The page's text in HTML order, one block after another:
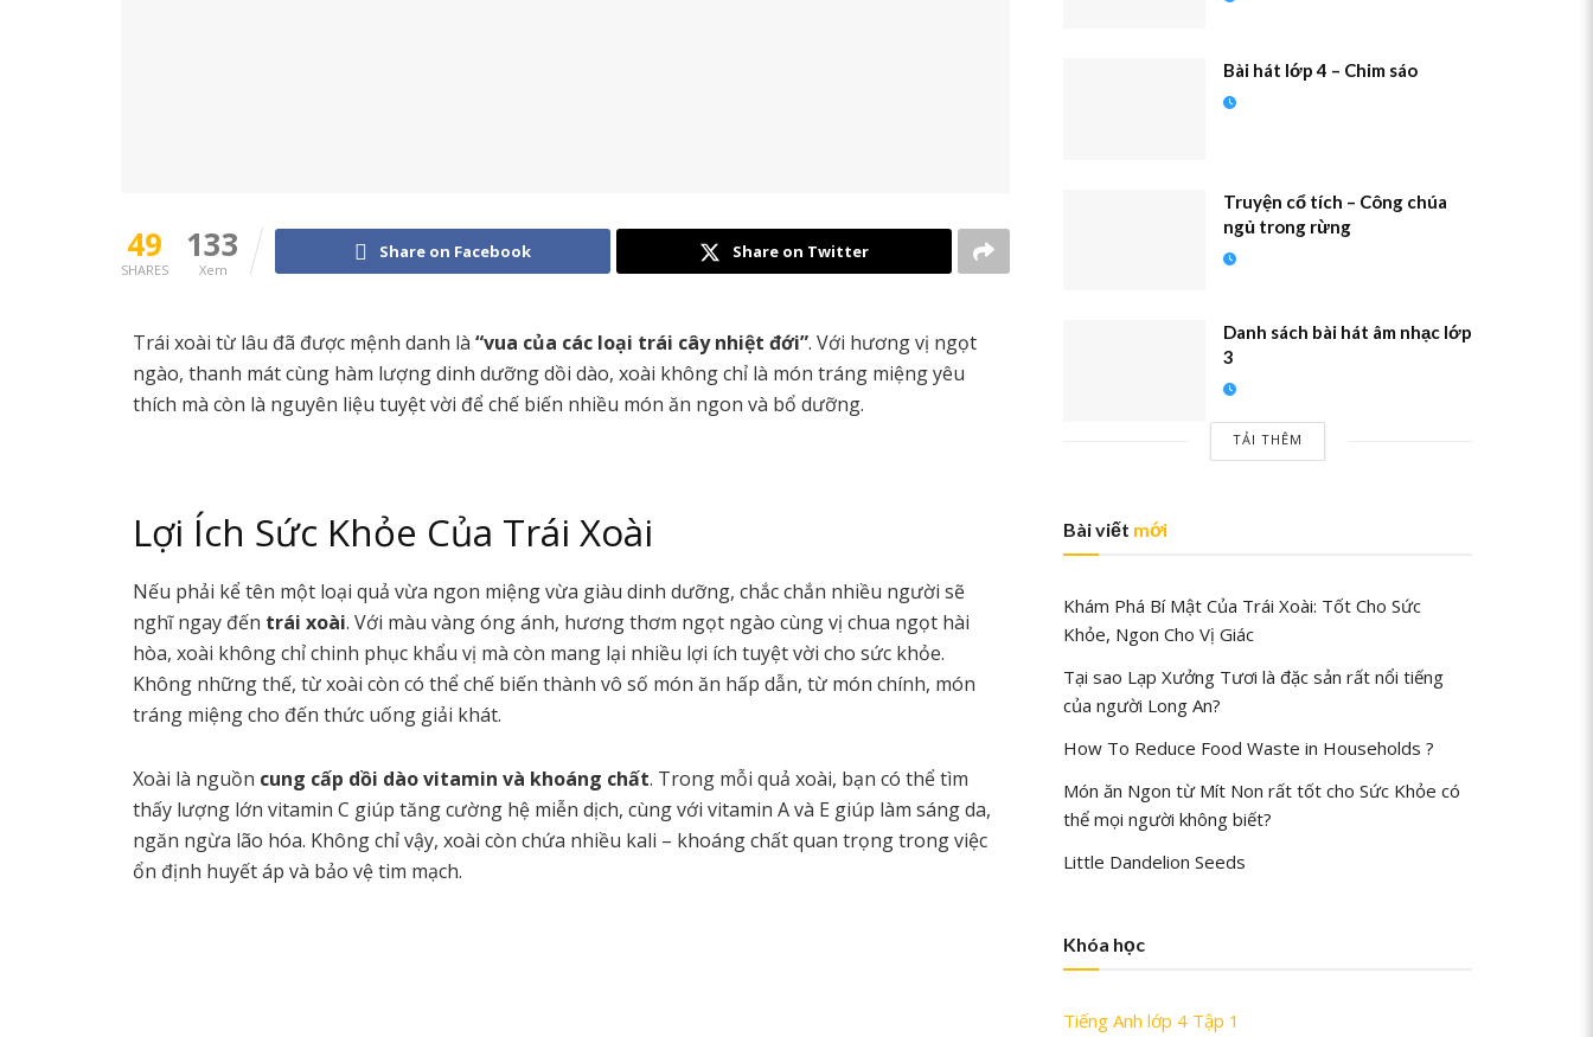
49
SHARES
133
Xem
Share on Facebook Share on Twitter
Trái xoài từ lâu đã được mệnh danh là “vua của các loại trái cây nhiệt đới”. Với hương vị ngọt
ngào, thanh mát cùng hàm lượng dinh dưỡng dồi dào, xoài không chỉ là món tráng miệng yêu
thích mà còn là nguyên liệu tuyệt vời để chế biến nhiều món ăn ngon và bổ dưỡng.
Lợi Ích Sức Khỏe Của Trái Xoài
Nếu phải kể tên một loại quả vừa ngon miệng vừa giàu dinh dưỡng, chắc chắn nhiều người sẽ
nghĩ ngay đến trái xoài. Với màu vàng óng ánh, hương thơm ngọt ngào cùng vị chua ngọt hài
hòa, xoài không chỉ chinh phục khẩu vị mà còn mang lại nhiều lợi ích tuyệt vời cho sức khỏe.
Không những thế, từ xoài còn có thể chế biến thành vô số món ăn hấp dẫn, từ món chính, món
tráng miệng cho đến thức uống giải khát.
Xoài là nguồn cung cấp dồi dào vitamin và khoáng chất. Trong mỗi quả xoài, bạn có thể tìm
thấy lượng lớn vitamin C giúp tăng cường hệ miễn dịch, cùng với vitamin A và E giúp làm sáng da,
ngăn ngừa lão hóa. Không chỉ vậy, xoài còn chứa nhiều kali – khoáng chất quan trọng trong việc
ổn định huyết áp và bảo vệ tim mạch.
Bài hát lớp 4 – Chim sáo
Truyện cổ tích – Công chúa
ngủ trong rừng
Danh sách bài hát âm nhạc lớp
3
TẢI THÊM
Bài viết mới
Khám Phá Bí Mật Của Trái Xoài: Tốt Cho Sức
Khỏe, Ngon Cho Vị Giác
Tại sao Lạp Xưởng Tươi là đặc sản rất nổi tiếng
của người Long An?
How To Reduce Food Waste in Households ?
Món ăn Ngon từ Mít Non rất tốt cho Sức Khỏe có
thể mọi người không biết?
Little Dandelion Seeds
Khóa học
Tiếng Anh lớp 4 Tập 1